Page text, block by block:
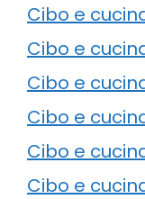
Cibo e
Cibo e
Cibo e
Cibo e
Cibo e
Cibo e